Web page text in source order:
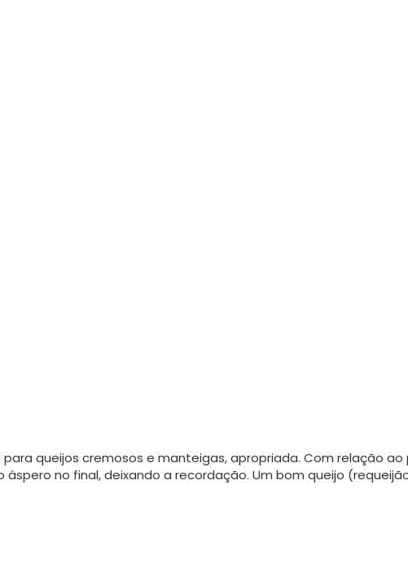
queijos cremosos e manteigas, apropriada. Com relação
no final, deixando a recordação. Um bom queijo